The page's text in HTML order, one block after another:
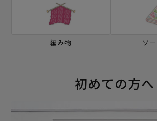
編み物 ソ
初めての方へ